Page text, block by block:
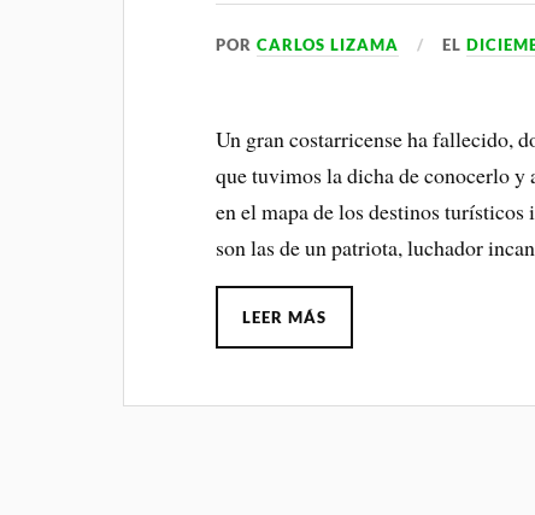
PORCARLOS LIZAMA EL
Un gran costarricense ha fallecido,
que tuvimos la dicha de conocerlo y
en el mapa de los destinos
son las de un patriota, luchador
LEER MÁS